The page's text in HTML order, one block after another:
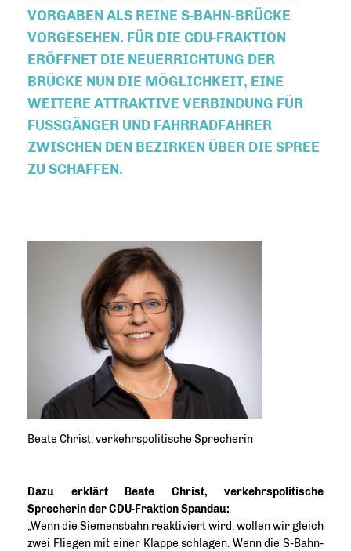
ORGABEN ALS REINE S-BAHN-BRÜCKE V
ORGESEHEN. FÜR DIE CDU-FRAKTION E
RÖFFNET DIE NEUERRICHTUNG DER B
RÜCKE NUN DIE MÖGLICHKEIT, EINE W
EITERE ATTRAKTIVE VERBINDUNG FÜR F
USSGÄNGER UND FAHRRADFAHRER ZW
ISCHEN DEN BEZIRKEN ÜBER DIE SPREE ZU
SCHAFFEN.
Beate Christ, verkehrspolitische Sprecherin
Dazu erklärt Beate Christ, verkehrspolitische
Sprecherin der CDU-Fraktion Spandau:
Wenn die Siemensbahn reaktiviert wird, wollen wir gleich
zwei Fliegen mit einer Klappe schlagen. Wenn die S-Bahn-